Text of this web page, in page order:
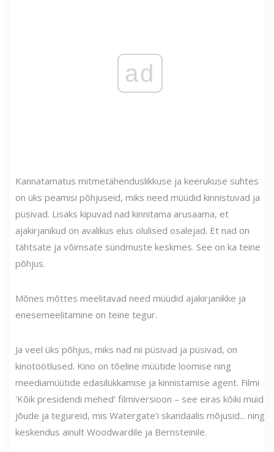
ad
Kannatamatus mitmetähenduslikkuse ja keerukuse suhtes
on üks peamisi põhjuseid, miks need müüdid kinnistuvad ja
püsivad. Lisaks kipuvad nad kinnitama arusaama, et
ajakirjanikud on avalikus elus olulised osalejad. Et nad on
tähtsate ja võimsate sündmuste keskmes. See on ka teine ​​
põhjus.
Mõnes mõttes meelitavad need müüdid ajakirjanikke ja
enesemeelitamine on teine ​​tegur.
Ja veel üks põhjus, miks nad nii püsivad ja püsivad, on
kinotöötlused. Kino on tõeline müütide loomise ning
meediamüütide edasilükkamise ja kinnistamise agent. Filmi
'Kõik presidendi mehed' filmiversioon – see eiras kõiki muid
jõude ja tegureid, mis Watergate'i skandaalis mõjusid... ning
keskendus ainult Woodwardile ja Bernsteinile.